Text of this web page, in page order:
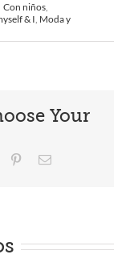
Con niños,
& I, Moda y
Your
Tumblr PinterestCorreo